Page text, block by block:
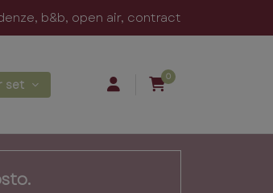
b&b, open air, contract
0
set